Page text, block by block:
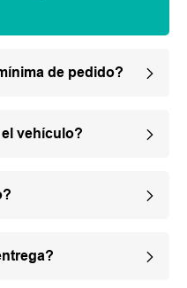
de pedido?
vehículo?